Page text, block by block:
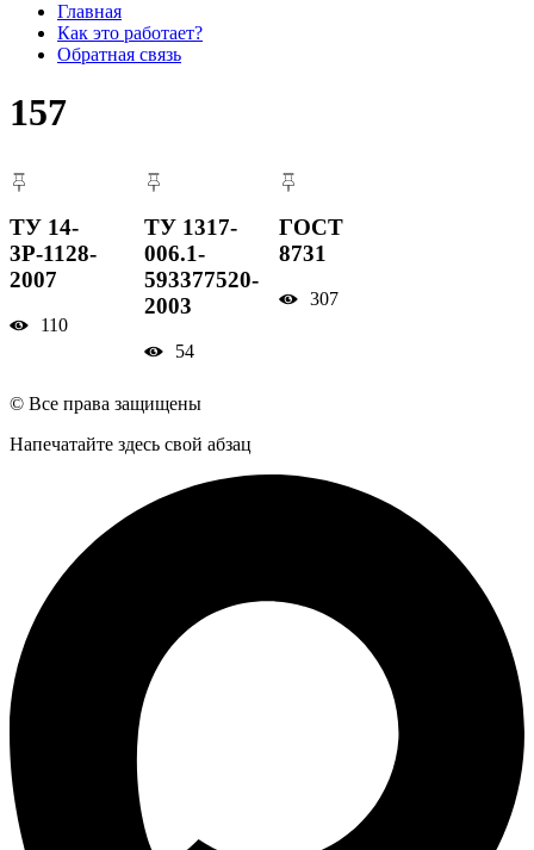
Главная
Как это работает?
Обратная связь
157
ТУ 14-
3Р-1128-
2007
110
ТУ 1317-
006.1-
593377520-
2003
54
ГОСТ
8731
307
© Все права защищены
Напечатайте здесь свой абзац